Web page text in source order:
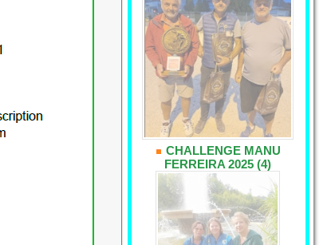
CHALLENGE MANU
FERREIRA 2025 (4)